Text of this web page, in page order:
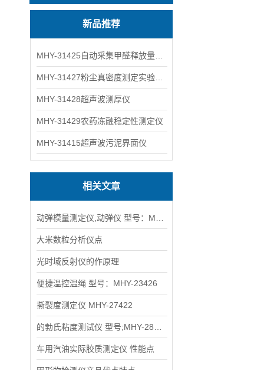
新品推荐
MHY-31428超声波测厚仪
MHY-31429农药冻融稳定性测定仪
MHY-31415超声波污泥界面仪
相关文章
大米数粒分析仪点
光时域反射仪的作原理
便捷温控温绳 型号：MHY-23426
撕裂度测定仪 MHY-27422
车用汽油实际胶质测定仪 性能点